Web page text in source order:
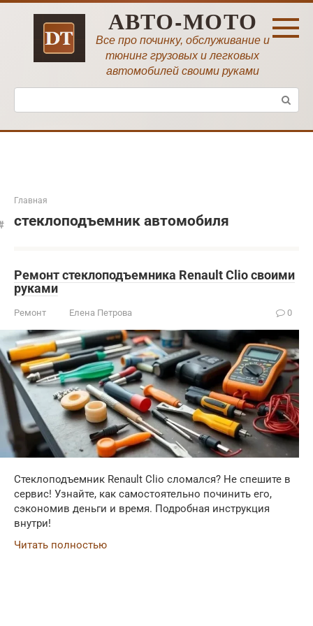
Перейти
АВТО-МОТО
Все про починку, обслуживание и
тюнинг грузовых и легковых
автомобилей своими руками
Поиск:
Главная
стеклоподъемник автомобиля
Ремонт стеклоподъемника Renault Clio своими
руками
Ремонт Елена Петрова 0
Стеклоподъемник Renault Clio сломался? Не спешите в
сервис! Узнайте, как самостоятельно починить его,
сэкономив деньги и время. Подробная инструкция
внутри!
Читать полностью